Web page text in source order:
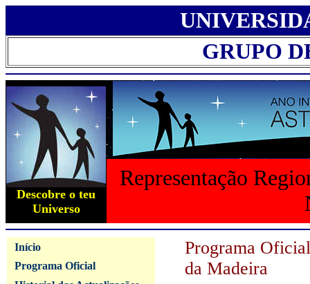
GRUPO
Descobre o teu
Universo
Representação
Início
Programa Oficial
Programa
da Madeira